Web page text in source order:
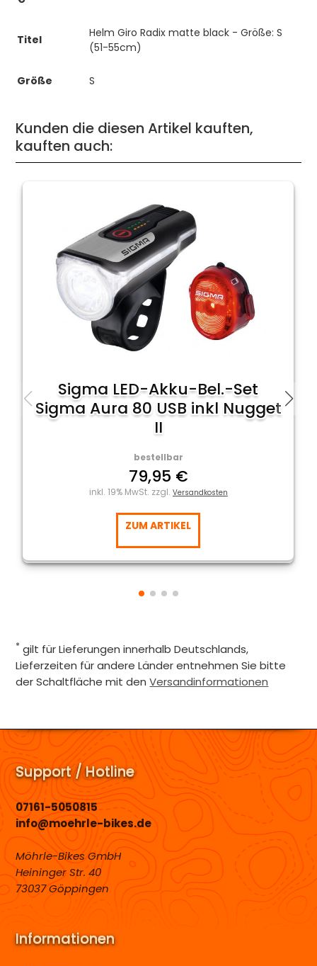
Titel
Helm Giro Radix matte black - Größe: S
(51-55cm)
Größe S
Kunden die diesen Artikel kauften,
kauften auch:
Sigma LED-Akku-Bel.-Set
Sigma Aura 80 USB inkl Nugget
II
bestellbar
79,95 €
inkl. 19% MwSt. zzgl. Versandkosten
ZUM ARTIKEL
* gilt für Lieferungen innerhalb Deutschlands,
Lieferzeiten für andere Länder entnehmen Sie bitte
der Schaltfläche mit denVersandinformationen
Support / Hotline
07161-5050815
info@moehrle-bikes.de
Möhrle-Bikes GmbH
Heininger Str. 40
73037 Göppingen
Informationen